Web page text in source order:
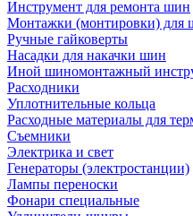
Инструмент для ремонта шин
Монтажки (монтировки) для
Ручные гайковерты
Насадки для накачки шин
Иной шиномонтажный
Расходники
Уплотнительные кольца
Расходные материалы для
Съемники
Электрика и свет
Генераторы (электростанции)
Лампы переноски
Фонари специальные